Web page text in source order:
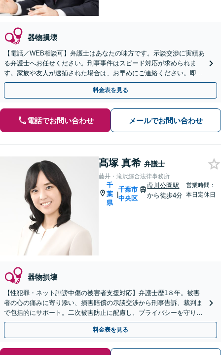
器物損壊
【電話／WEB相談可】弁護士はあなたの味方です。示談交渉に実績あ
る弁護士へお任せください。刑事事件はスピード対応が求められま
す。家族や友人が逮捕された場合は、お早めにご連絡ください。即日
接見・早期釈放に努め、適切なサポートをいたします。
料金表を見る
電話でお問い合わせ メールでお問い合わせ
髙塚 真希 弁護士
藤井・滝沢綜合法律事務所
千
葉
県
|
千葉市
中央区
葭川公園駅
から徒歩4分
営業時間：
本日定休日
器物損壊
【性犯罪・ネット誹謗中傷の被害者支援対応】弁護士歴1８年。被害
者の心の痛みに寄り添い、損害賠償の示談交渉から刑事告訴、裁判ま
で包括的にサポート。二次被害防止に配慮し、プライバシーを守りな
がら対応◉オンライン相談可◉【千葉駅徒歩13分】
料金表を見る